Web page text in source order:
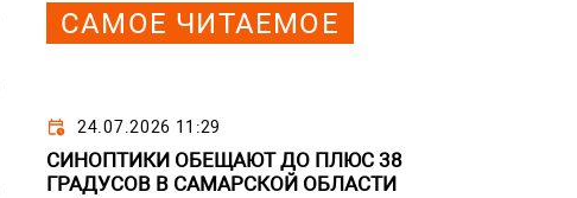
САМОЕ ЧИТАЕМОЕ
24.07.2026 11:29
СИНОПТИКИ ОБЕЩАЮТ ДО ПЛЮС 38
ГРАДУСОВ В САМАРСКОЙ ОБЛАСТИ